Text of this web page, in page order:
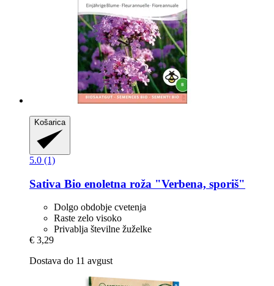
Košarica
5.0 (1)
Sativa Bio enoletna roža "Verbena, sporiš"
Dolgo obdobje cvetenja
Raste zelo visoko
Privablja številne žuželke
€ 3,29
Dostava do 11 avgust